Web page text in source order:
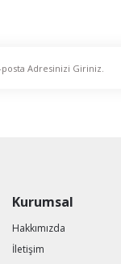
Kurumsal
Hakkımızda
İletişim